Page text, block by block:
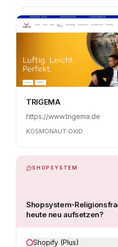
TRIGEMA
https://www.trigema.de
KOSMONAUT·OXID
SHOPSYSTEM
Shopsystem-
heute neu aufsetzen?
Shopify (Plus)